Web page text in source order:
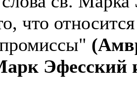
что
Эфесский